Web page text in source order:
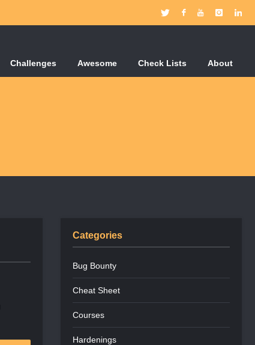
Challenges Awesome Check Lists About
Categories
Bug Bounty
Cheat Sheet
Courses
Hardenings